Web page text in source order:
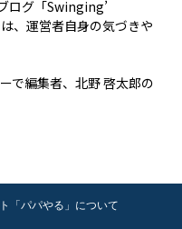
ログ「Swinging’
、運営者自身の気づきや
編集者、北野 啓太郎の
「パパやる」について